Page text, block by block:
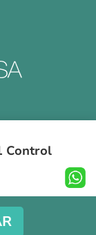
Control